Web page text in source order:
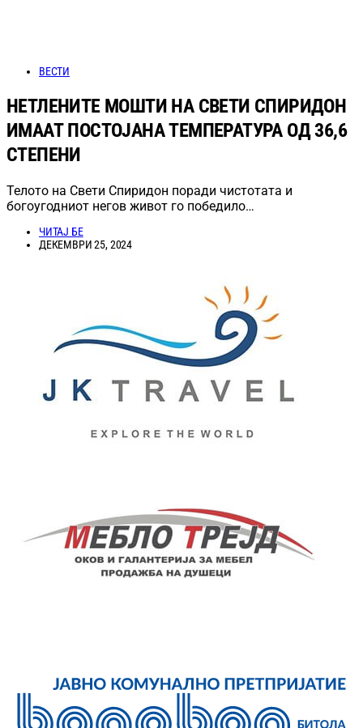
ВЕСТИ
НЕТЛЕНИТЕ МОШТИ НА СВЕТИ СПИРИДОН
ИМААТ ПОСТОЈАНА ТЕМПЕРАТУРА ОД 36,6
СТЕПЕНИ
Телото на Свети Спиридон поради чистотата и
богоугодниот негов живот го победило…
ЧИТАЈ БЕ
ДЕКЕМВРИ 25, 2024